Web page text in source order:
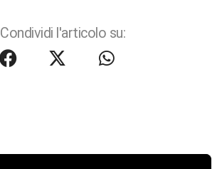
Condividi l'articolo su: